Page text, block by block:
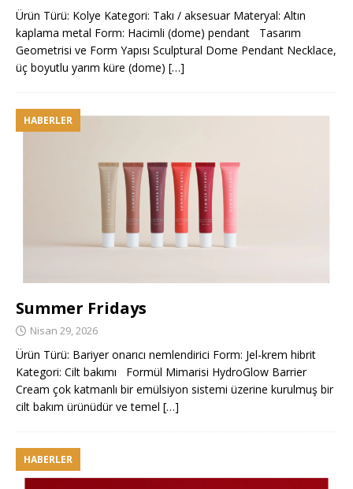
Ürün Türü: Kolye Kategori: Takı / aksesuar Materyal: Altın
kaplama metal Form: Hacimli (dome) pendant Tasarım
Geometrisi ve Form Yapısı Sculptural Dome Pendant Necklace,
üç boyutlu yarım küre (dome) […]
HABERLER
Summer Fridays
Nisan 29, 2026
Ürün Türü: Bariyer onarıcı nemlendirici Form: Jel-krem hibrit
Kategori: Cilt bakımı Formül Mimarisi HydroGlow Barrier
Cream çok katmanlı bir emülsiyon sistemi üzerine kurulmuş bir
cilt bakım ürünüdür ve temel […]
HABERLER